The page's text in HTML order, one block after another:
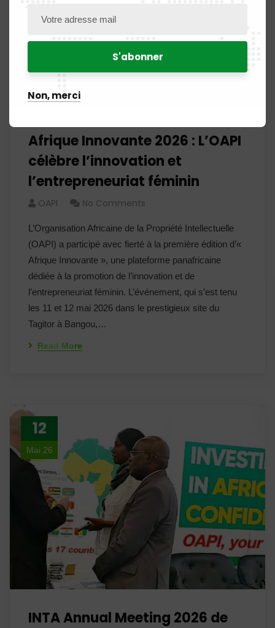
Afrique Innovante 2026 : L’OAPI
célèbre l’innovation et
l’entrepreneuriat féminin
OAPI No Comments
L’Organisation Africaine de la Propriété Intellectuelle
(OAPI) a participé avec fierté à la première édition d’«
Afrique Innovante », une plateforme panafricaine
dédiée à la promotion de l’innovation et de
l’entrepreneuriat féminin. L’événement, qui s’est tenu
les 11 et 12 mai 2026 dans le prestigieux site du
Tagitor à Bangou,…
Read More
12
Mai 26
INTA Annual Meeting 2026 de
Non, merci